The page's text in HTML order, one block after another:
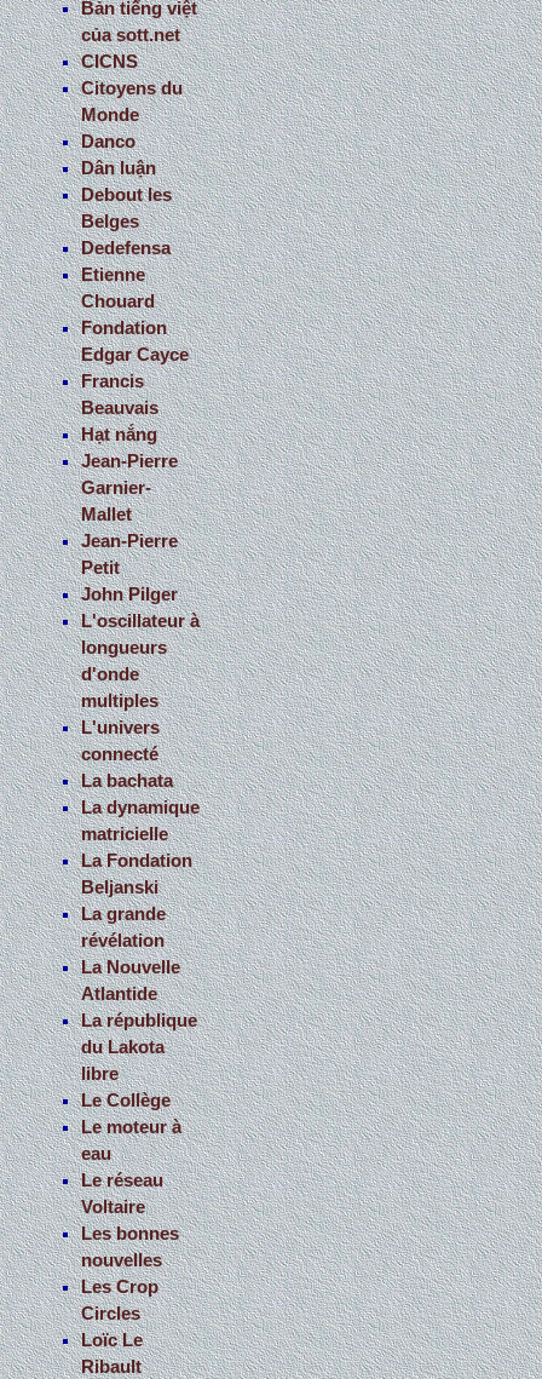
Bản tiếng việt
của sott.net
CICNS
Citoyens du
Monde
Danco
Dân luận
Debout les
Belges
Dedefensa
Etienne
Chouard
Fondation
Edgar Cayce
Francis
Beauvais
Hạt nắng
Jean-Pierre
Garnier-
Mallet
Jean-Pierre
Petit
John Pilger
L'oscillateur à
longueurs
d'onde
multiples
L'univers
connecté
La bachata
La dynamique
matricielle
La Fondation
Beljanski
La grande
révélation
La Nouvelle
Atlantide
La république
du Lakota
libre
Le Collège
Le moteur à
eau
Le réseau
Voltaire
Les bonnes
nouvelles
Les Crop
Circles
Loïc Le
Ribault